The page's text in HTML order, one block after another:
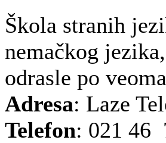
Škola stranih
nemačkog
odrasle po
Adresa: Laze
Telefon: 021 46